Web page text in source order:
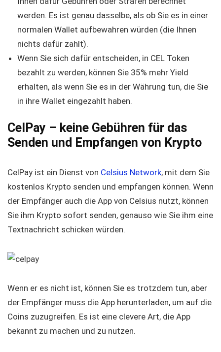
werden. Es ist genau dasselbe, als ob Sie es in einer
normalen Wallet aufbewahren würden (die Ihnen
nichts dafür zahlt).
Wenn Sie sich dafür entscheiden, in CEL Token
bezahlt zu werden, können Sie 35% mehr Yield
erhalten, als wenn Sie es in der Währung tun, die Sie
in ihre Wallet eingezahlt haben.
CelPay – keine Gebühren für das
Senden und Empfangen von Krypto
CelPay ist ein Dienst von Celsius Network, mit dem Sie
kostenlos Krypto senden und empfangen können. Wenn
der Empfänger auch die App von Celsius nutzt, können
Sie ihm Krypto sofort senden, genauso wie Sie ihm eine
Textnachricht schicken würden.
Wenn er es nicht ist, können Sie es trotzdem tun, aber
der Empfänger muss die App herunterladen, um auf die
Coins zuzugreifen. Es ist eine clevere Art, die App
bekannt zu machen und zu nutzen.